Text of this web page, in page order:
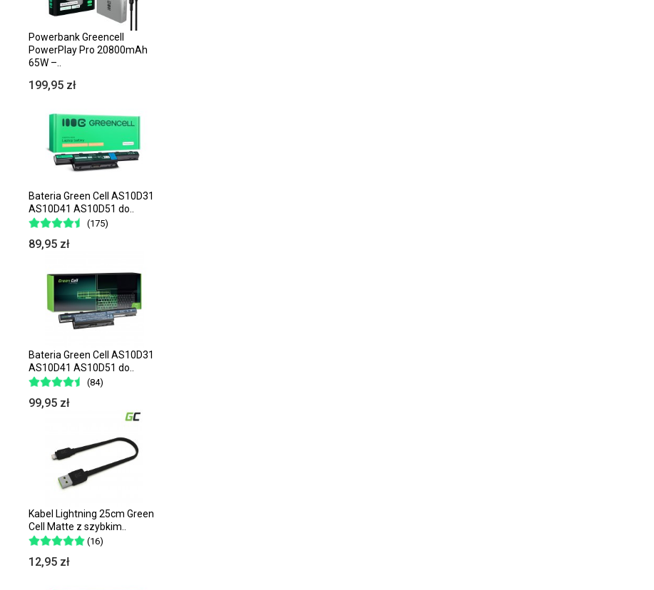
Powerbank Greencell
PowerPlay Pro 20800mAh
65W –..
199,95 zł
Bateria Green Cell AS10D31
AS10D41 AS10D51 do..
(175)
89,95 zł
Bateria Green Cell AS10D31
AS10D41 AS10D51 do..
(84)
99,95 zł
Kabel Lightning 25cm Green
Cell Matte z szybkim..
(16)
12,95 zł